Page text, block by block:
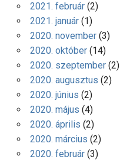
2021. február(2)
2021. január(1)
2020. november(3)
2020. október(14)
2020. szeptember(2)
2020. augusztus (2)
2020. június (2)
2020. május (4)
2020. április (2)
2020. március (2)
2020. február(3)